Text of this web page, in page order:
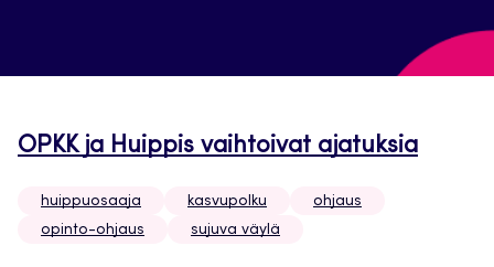
OPKK ja Huippis vaihtoivat ajatuksia
huippuosaaja kasvupolku
ohjaus
opinto-ohjaus
sujuva väylä